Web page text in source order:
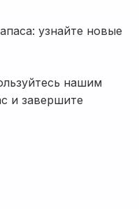
узнайте новые
нашим
и завершите